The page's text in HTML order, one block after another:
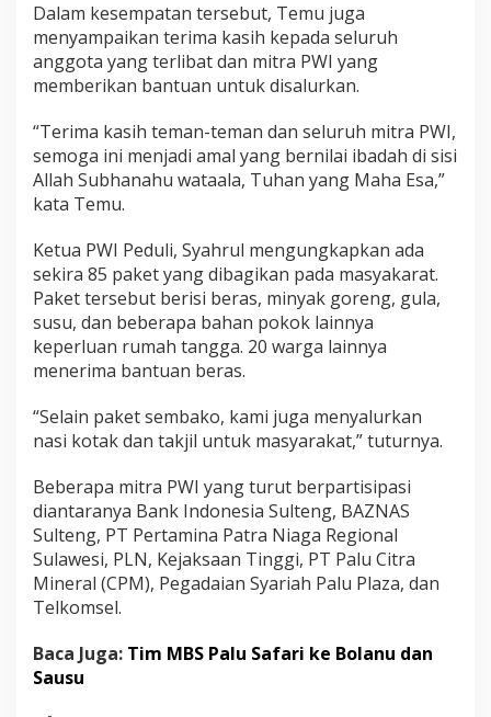
Dalam kesempatan tersebut, Temu juga
menyampaikan terima kasih kepada seluruh
anggota yang terlibat dan mitra PWI yang
memberikan bantuan untuk disalurkan.
“Terima kasih teman-teman dan seluruh mitra PWI,
semoga ini menjadi amal yang bernilai ibadah di sisi
Allah Subhanahu wataala, Tuhan yang Maha Esa,”
kata Temu.
Ketua PWI Peduli, Syahrul mengungkapkan ada
sekira 85 paket yang dibagikan pada masyakarat.
Paket tersebut berisi beras, minyak goreng, gula,
susu, dan beberapa bahan pokok lainnya
keperluan rumah tangga. 20 warga lainnya
menerima bantuan beras.
“Selain paket sembako, kami juga menyalurkan
nasi kotak dan takjil untuk masyarakat,” tuturnya.
Beberapa mitra PWI yang turut berpartisipasi
diantaranya Bank Indonesia Sulteng, BAZNAS
Sulteng, PT Pertamina Patra Niaga Regional
Sulawesi, PLN, Kejaksaan Tinggi, PT Palu Citra
Mineral (CPM), Pegadaian Syariah Palu Plaza, dan
Telkomsel.
Baca Juga: Tim MBS Palu Safari ke Bolanu dan
Sausu